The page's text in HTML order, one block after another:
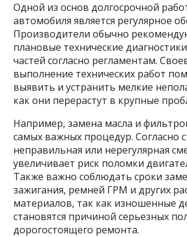
Одной из основ долгосрочной
автомобиля является регулярное
Производители обычно
плановые технические
частей согласно регламентам.
выполнение технических работ
выявить и устранить мелкие
как они перерастут в крупные
Например, замена масла и
самых важных процедур. Согласно
неправильная или нерегулярная
увеличивает риск поломки
Также важно соблюдать сроки
зажигания, ремней ГРМ и других
материалов, так как изношенные
становятся причиной серьезных
дорогостоящего ремонта.